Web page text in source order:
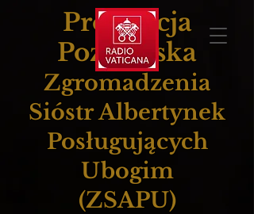
Prowincja
Poznańska
Zgromadzenia
Sióstr Albertynek
Posługujących
Ubogim
(ZSAPU)